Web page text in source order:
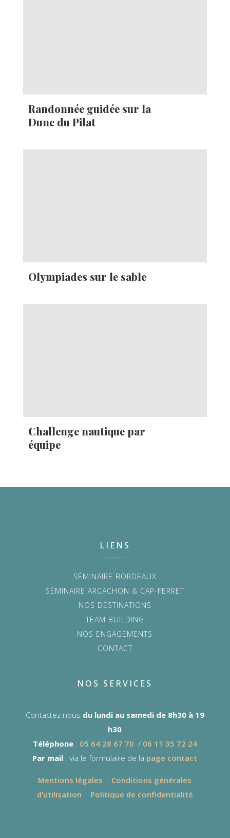
Randonnée guidée sur la
Dune du Pilat
Olympiades sur le sable
Challenge nautique par
équipe
LIENS
SÉMINAIRE BORDEAUX
SÉMINAIRE ARCACHON & CAP-FERRET
NOS DESTINATIONS
TEAM BUILDING
NOS ENGAGEMENTS
CONTACT
NOS SERVICES
Contactez nous du lundi au samedi de 8h30 à 19
h30
Téléphone: 05 64 28 67 70 / 06 11 35 72 24
Par mail : via le formulaire de la page contact
Mentions légales | Conditions générales
d’utilisation | Politique de confidentialité